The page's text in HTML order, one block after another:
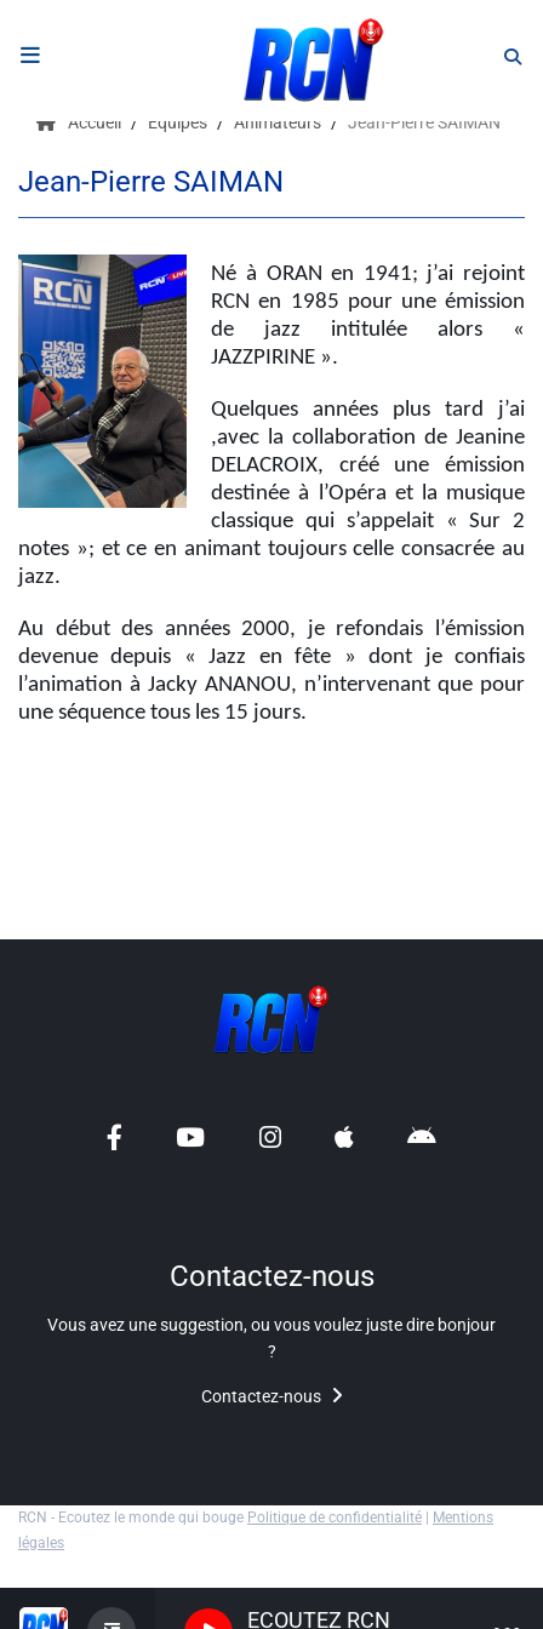
ECOUTEZ RCN
RADIO
Podcasts
Programmes
Equipe
Faire un don
Evènements
Météo Nice
Info routes
Alerte Méduses 06
Issa Nissa OGC Nice
Accueil Equipes Animateurs Jean-Pierre SAIMAN
Jean-Pierre SAIMAN
Né à ORAN en 1941; j’ai rejoint
RCN en 1985 pour une émission
de jazz intitulée alors «
JAZZPIRINE ».
Quelques années plus tard j’ai
,avec la collaboration de Jeanine
DELACROIX, créé une émission
destinée à l’Opéra et la musique
classique qui s’appelait « Sur 2
notes »; et ce en animant toujours celle consacrée au
jazz.
Au début des années 2000, je refondais l’émission
devenue depuis « Jazz en fête » dont je confiais
l’animation à Jacky ANANOU, n’intervenant que pour
une séquence tous les 15 jours.
Contactez-nous
Vous avez une suggestion, ou vous voulez juste dire bonjour
?
Contactez-nous
RCN - Ecoutez le monde qui bouge Politique de confidentialité
Mentions
légales